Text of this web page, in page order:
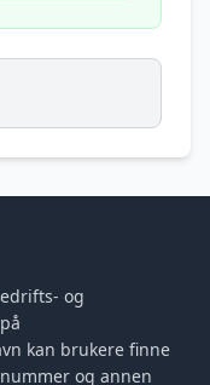
og
kan brukere finne
og annen